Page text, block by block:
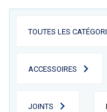
TOUTES LES
ACCESSOIRES
JOINTS